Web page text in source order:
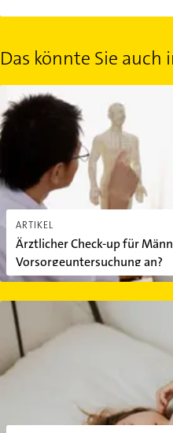
Das könnte Sie auch
ARTIKEL
Ärztlicher Check-up für
Vorsorgeuntersuchung an?
Ärztlicher Check-up für
Diagnose Schlafapnoe – das